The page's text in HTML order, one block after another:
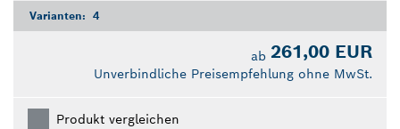
Varianten: 4
ab 261,00 EUR
Unverbindliche Preisempfehlung ohne MwSt.
Produkt vergleichen